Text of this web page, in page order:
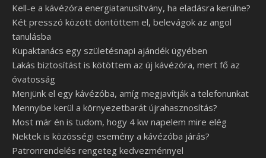
Kell-e a kávézóra energiatanusítvány, ha eladásra kerülne?
Két presszó között döntöttem el, belevágok az angol
tanulásba
Kupaktanács egy születésnapi ajándék ügyében
Lakás biztosítást is kötöttem az új kávézóra, mert fő az
óvatosság
Menjünk el egy kávézóba, amíg megjavítják a telefonunkat
Mennyibe kerül a környezetbarát újrahasznosítás?
Most már én is tudom, hogy 4 kw napelem mire elég
Nektek is közösségi esemény a kávézóba járás?
Patronrendelés rengeteg kedvezménnyel